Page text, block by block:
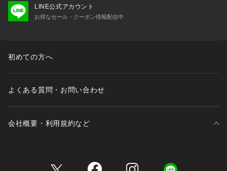
LINE公式アカウント
お得なセール・クーポン情報配信中
初めての方へ
よくある質問・お問い合わせ
会社概要・利用規約など